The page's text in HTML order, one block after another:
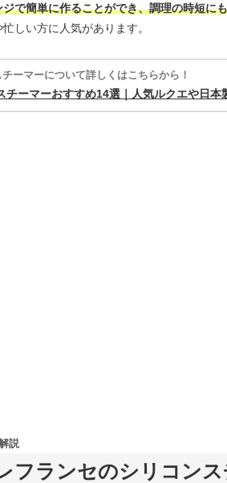
で簡単に作ることができ、調理の時短に
しい方に人気があります。
ーマーについて詳しくはこちらから！
チーマーおすすめ14選｜人気ルクエや日本
フランセのシリコン
説